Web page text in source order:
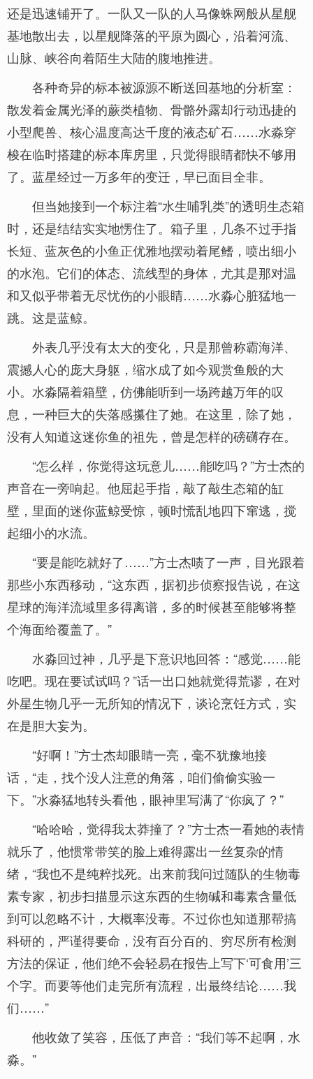
还是迅速铺开了。一队又一队的人马像蛛网般从星舰
基地散出去，以星舰降落的平原为圆心，沿着河流、
山脉、峡谷向着陌生大陆的腹地推进。
各种奇异的标本被源源不断送回基地的分析室：
散发着金属光泽的蕨类植物、骨骼外露却行动迅捷的
小型爬兽、核心温度高达千度的液态矿石……水淼穿
梭在临时搭建的标本库房里，只觉得眼睛都快不够用
了。蓝星经过一万多年的变迁，早已面目全非。
但当她接到一个标注着“水生哺乳类”的透明生态箱
时，还是结结实实地愣住了。箱子里，几条不过手指
长短、蓝灰色的小鱼正优雅地摆动着尾鳍，喷出细小
的水泡。它们的体态、流线型的身体，尤其是那对温
和又似乎带着无尽忧伤的小眼睛……水淼心脏猛地一
跳。这是蓝鲸。
外表几乎没有太大的变化，只是那曾称霸海洋、
震撼人心的庞大身躯，缩水成了如今观赏鱼般的大
小。水淼隔着箱壁，仿佛能听到一场跨越万年的叹
息，一种巨大的失落感攥住了她。在这里，除了她，
没有人知道这迷你鱼的祖先，曾是怎样的磅礴存在。
“怎么样，你觉得这玩意儿……能吃吗？”方士杰的
声音在一旁响起。他屈起手指，敲了敲生态箱的缸
壁，里面的迷你蓝鲸受惊，顿时慌乱地四下窜逃，搅
起细小的水流。
“要是能吃就好了……”方士杰啧了一声，目光跟着
那些小东西移动，“这东西，据初步侦察报告说，在这
星球的海洋流域里多得离谱，多的时候甚至能够将整
个海面给覆盖了。”
水淼回过神，几乎是下意识地回答：“感觉……能
吃吧。现在要试试吗？”话一出口她就觉得荒谬，在对
外星生物几乎一无所知的情况下，谈论烹饪方式，实
在是胆大妄为。
“好啊！”方士杰却眼睛一亮，毫不犹豫地接
话，“走，找个没人注意的角落，咱们偷偷实验一
下。”水淼猛地转头看他，眼神里写满了“你疯了？”
“哈哈哈，觉得我太莽撞了？”方士杰一看她的表情
就乐了，他惯常带笑的脸上难得露出一丝复杂的情
绪，“我也不是纯粹找死。出来前我问过随队的生物毒
素专家，初步扫描显示这东西的生物碱和毒素含量低
到可以忽略不计，大概率没毒。不过你也知道那帮搞
科研的，严谨得要命，没有百分百的、穷尽所有检测
方法的保证，他们绝不会轻易在报告上写下‘可食用’三
个字。而要等他们走完所有流程，出最终结论……我
们……”
他收敛了笑容，压低了声音：“我们等不起啊，水
淼。”